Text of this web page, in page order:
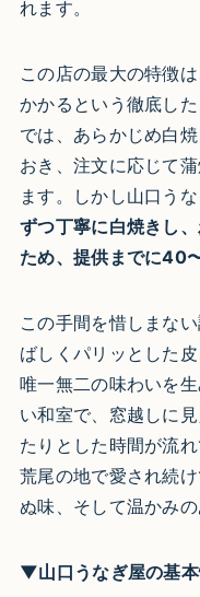
れます。
この店の最大の特徴
かかるという徹底し
では、あらかじめ白
おき、注文に応じて
ます。しかし山口うな
ずつ丁寧に白焼きし
ため、提供までに40
この手間を惜しまな
ばしくパリッとした
唯一無二の味わいを
い和室で、窓越しに
たりとした時間が流
荒尾の地で愛され続
ぬ味、そして温かみ
▼山口うなぎ屋の基